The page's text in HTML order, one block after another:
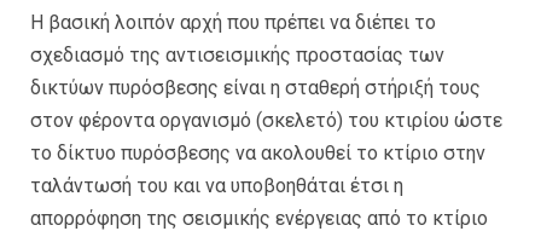
Η βασική λοιπόν αρχή που πρέπει να διέπει το
σχεδιασμό της αντισεισμικής προστασίας των
δικτύων πυρόσβεσης είναι η σταθερή στήριξή τους
στον φέροντα οργανισμό (σκελετό) του κτιρίου ώστε
το δίκτυο πυρόσβεσης να ακολουθεί το κτίριο στην
ταλάντωσή του και να υποβοηθάται έτσι η
απορρόφηση της σεισμικής ενέργειας από το κτίριο